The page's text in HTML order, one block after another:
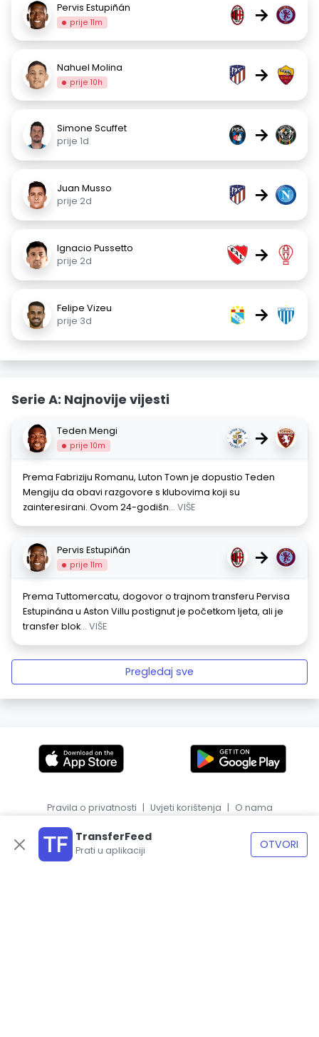
Pervis Estupiñán
prije 11m →
Nahuel Molina
prije 10h →
Simone Scuffet
prije 1d
→
Juan Musso
prije 2d
→
Ignacio Pussetto
prije 2d
→
Felipe Vizeu
prije 3d
→
Serie A: Najnovije vijesti
Teden Mengi
prije 10m →
Prema Fabriziju Romanu, Luton Town je dopustio Teden
Mengiju da obavi razgovore s klubovima koji su
zainteresirani. Ovom 24-godišn... VIŠE
Pervis Estupiñán
prije 11m →
Prema Tuttomercatu, dogovor o trajnom transferu Pervisa
Estupinána u Aston Villu postignut je početkom ljeta, ali je
transfer blok... VIŠE
Pregledaj sve
TransferFeed
Prati u aplikaciji OTVORI
Pravila o privatnosti | Uvjeti korištenja | O nama